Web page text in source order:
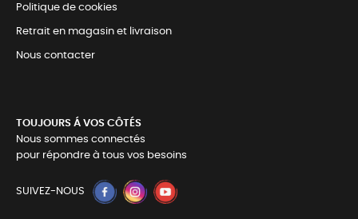
Politique de cookies
Retrait en magasin et livraison
Nous contacter
TOUJOURS Á VOS CÔTÉS
Nous sommes connectés
pour répondre à tous vos besoins
SUIVEZ-NOUS